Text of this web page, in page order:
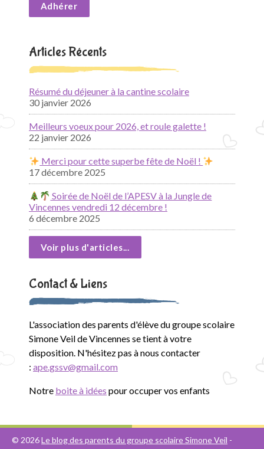
Adhérer
Articles Récents
Résumé du déjeuner à la cantine scolaire
30 janvier 2026
Meilleurs voeux pour 2026, et roule galette !
22 janvier 2026
Merci pour cette superbe fête de Noël !
17 décembre 2025
Soirée de Noël de l’APESV à la Jungle de
Vincennes vendredi 12 décembre !
6 décembre 2025
Voir plus d'articles...
Contact & Liens
L'association des parents d'élève du groupe scolaire
Simone Veil de Vincennes se tient à votre
disposition. N'hésitez pas à nous contacter
: ape.gssv@gmail.com
Notre boite à idées pour occuper vos enfants
© 2026Le blog des parents du groupe scolaire Simone Veil -